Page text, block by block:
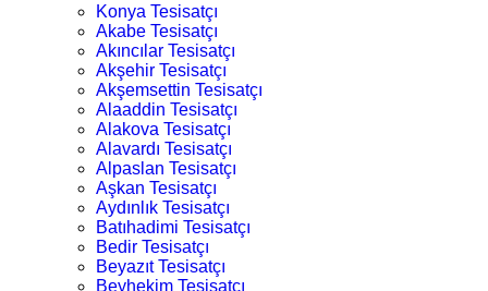
Konya Tesisatçı
Akabe Tesisatçı
Akıncılar Tesisatçı
Akşehir Tesisatçı
Akşemsettin Tesisatçı
Alaaddin Tesisatçı
Alakova Tesisatçı
Alavardı Tesisatçı
Alpaslan Tesisatçı
Aşkan Tesisatçı
Aydınlık Tesisatçı
Batıhadimi Tesisatçı
Bedir Tesisatçı
Beyazıt Tesisatçı
Beyhekim Tesisatçı